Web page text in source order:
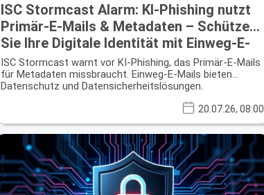
ISC Stormcast Alarm: KI-Phishing nutzt
Primär-E-Mails & Metadaten – Schützen
Sie Ihre Digitale Identität mit Einweg-E-
Mails
ISC Stormcast warnt vor KI-Phishing, das Primär-E-Mails
für Metadaten missbraucht. Einweg-E-Mails bieten
Datenschutz und Datensicherheitslösungen.
20.07.26, 08:00